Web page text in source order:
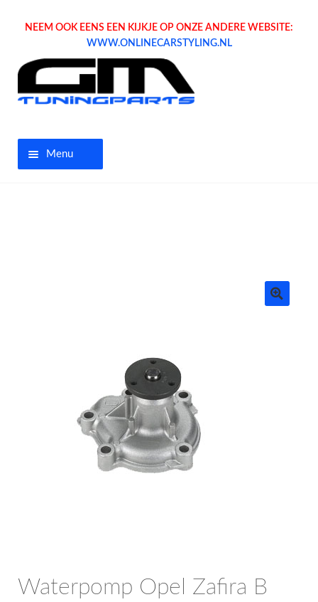
NEEM OOK EENS EEN KIJKJE OP ONZE ANDERE WEBSITE:
WWW.ONLINECARSTYLING.NL
Menu
Bedrijfswagen parts
Waterpomp Opel Zafira B